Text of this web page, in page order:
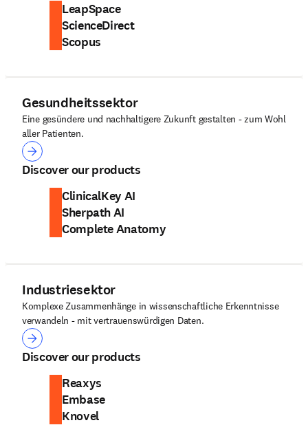
LeapSpace
ScienceDirect
Scopus
Gesundheitssektor
Eine gesündere und nachhaltigere Zukunft gestalten - zum Wohl
aller Patienten.
Gesundheitssektor
Discover our products
ClinicalKey AI
Sherpath AI
Complete Anatomy
Industriesektor
Komplexe Zusammenhänge in wissenschaftliche Erkenntnisse
verwandeln - mit vertrauenswürdigen Daten.
Industriesektor
Discover our products
Reaxys
Embase
Knovel